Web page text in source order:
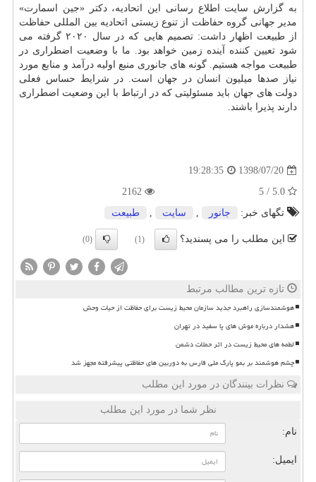
به گزارش سایت اطلاع رسانی این اتحادیه، دكتر «جین اسمارت»
مدیر جهانی گروه حفاظت از تنوع زیستی اتحادیه بین المللی حفاظت
از طبیعت اظهار داشت: تصمیم هایی كه در سال ۲۰۲۰ گرفته می
شود تعیین كننده آینده زمین خواهد بود. ما با وضعیت اضطراری در
طبیعت مواجه هستیم. گونه های جانوری منبع اولیه درآمد و منابع مورد
نیاز صدها میلیون انسان در جهان است. در شرایط حساس فعلی
دولت های جهان باید مسئولیتی كه در ارتباط با این وضعیت اضطراری
دارند پذیرا باشند.
1398/07/20
19:28:35
تگهای خبر:
جانور , سایت , طبیعت
این مطلب را می پسندید؟ (1)
(0)
تازه ترین مطالب مرتبط
هوشمندسازی راهبرد جدید سازمان محیط زیست برای حفاظت از حیات وحش
هشدار درباره موش های پا سفید در تهران
لطمه های محیط زیست در اثر حملات دشمن
چشم هوشمند بر بمو پارک ملی فارس به دوربین های حفاظتی پیشرفته مجهز شد
نظرات بینندگان در مورد این مطلب
نظر شما در مورد این مطلب
نام:
ایمیل: